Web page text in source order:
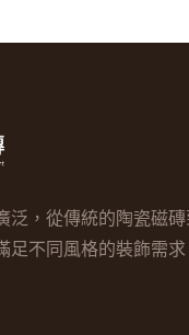
泛，從傳統的陶瓷磁
足不同風格的裝飾需求